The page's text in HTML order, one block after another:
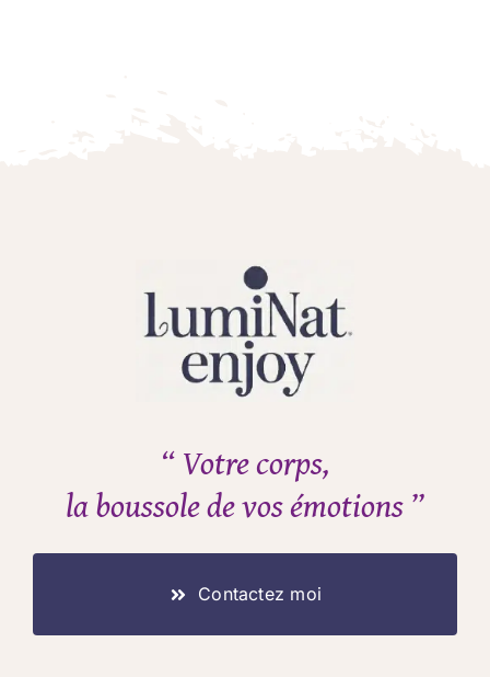
“ Votre corps,
la boussole de vos émotions ”
Contactez moi